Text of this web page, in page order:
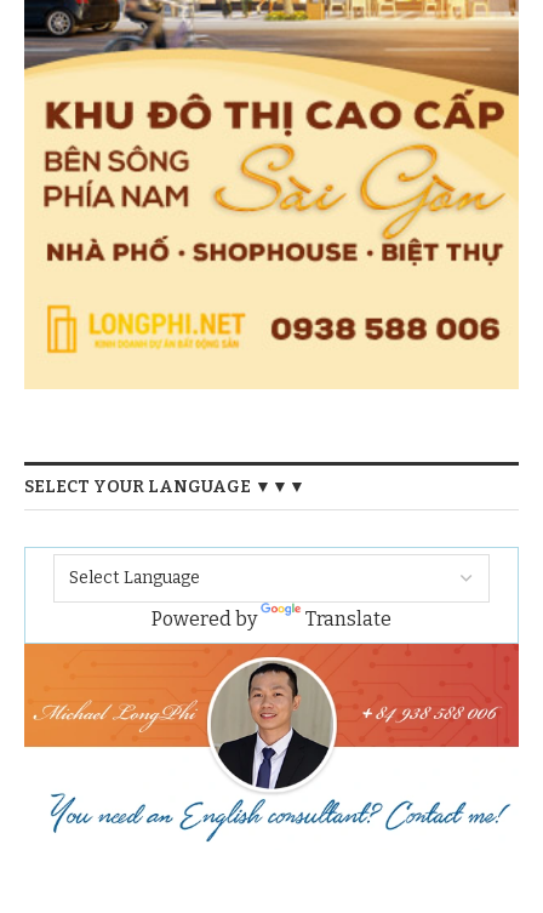
SELECT YOUR LANGUAGE ▼▼▼
Powered by Translate